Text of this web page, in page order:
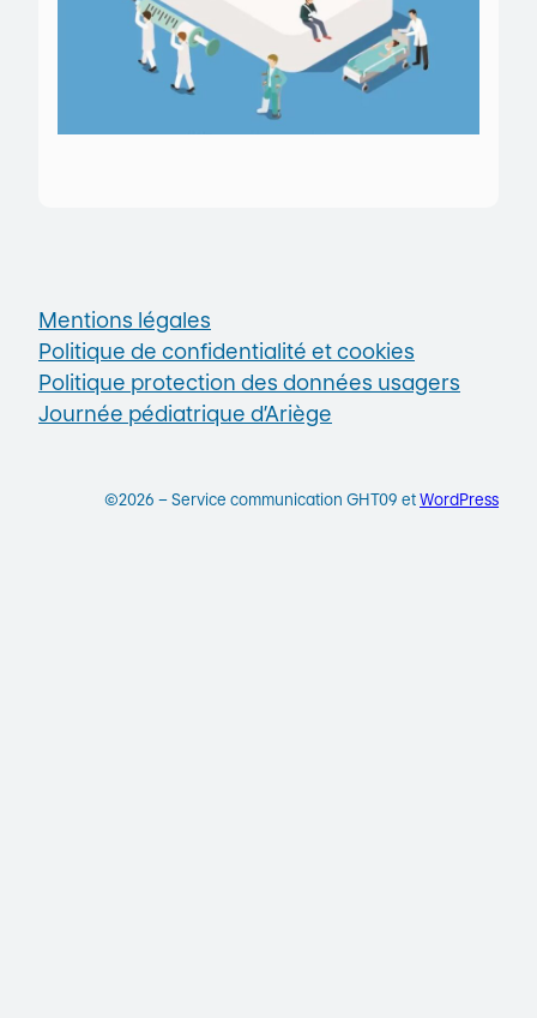
Mentions légales
Politique de confidentialité et cookies
Politique protection des données usagers
Journée pédiatrique d’Ariège
©2026 – Service communication GHT09 et WordPress